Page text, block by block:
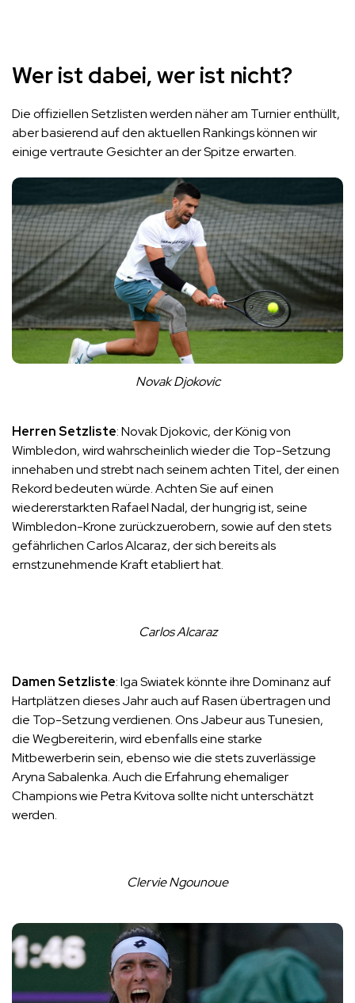
Wer ist dabei, wer ist nicht?
Die offiziellen Setzlisten werden näher am Turnier enthüllt,
aber basierend auf den aktuellen Rankings können wir
einige vertraute Gesichter an der Spitze erwarten.
Novak Djokovic
Herren Setzliste: Novak Djokovic, der König von
Wimbledon, wird wahrscheinlich wieder die Top-Setzung
innehaben und strebt nach seinem achten Titel, der einen
Rekord bedeuten würde. Achten Sie auf einen
wiedererstarkten Rafael Nadal, der hungrig ist, seine
Wimbledon-Krone zurückzuerobern, sowie auf den stets
gefährlichen Carlos Alcaraz, der sich bereits als
ernstzunehmende Kraft etabliert hat.
Carlos Alcaraz
Damen Setzliste: Iga Swiatek könnte ihre Dominanz auf
Hartplätzen dieses Jahr auch auf Rasen übertragen und
die Top-Setzung verdienen. Ons Jabeur aus Tunesien,
die Wegbereiterin, wird ebenfalls eine starke
Mitbewerberin sein, ebenso wie die stets zuverlässige
Aryna Sabalenka. Auch die Erfahrung ehemaliger
Champions wie Petra Kvitova sollte nicht unterschätzt
werden.
Clervie Ngounoue